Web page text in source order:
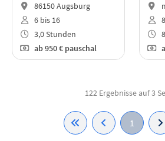
86150 Augsburg
6 bis 16
3,0 Stunden
ab950 € pauschal
122 Ergebnisse auf 3
1